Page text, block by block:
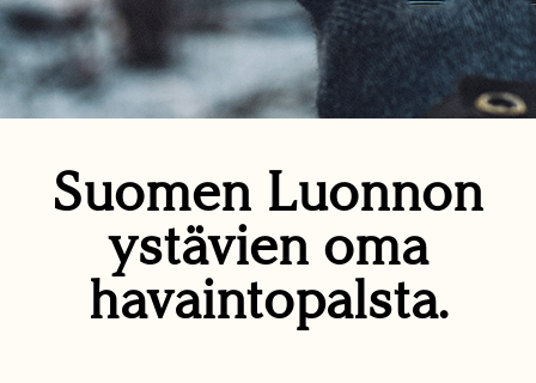
Suomen Luonnon
ystävien oma
havaintopalsta.